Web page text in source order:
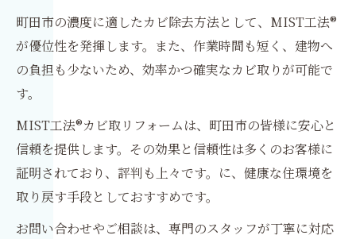
町田市の濃度に適したカビ除去方法として、MIST工法®
が優位性を発揮します。また、作業時間も短く、建物へ
の負担も少ないため、効率かつ確実なカビ取りが可能で
す。
MIST工法®カビ取リフォームは、町田市の皆様に安心と
信頼を提供します。その効果と信頼性は多くのお客様に
証明されており、評判も上々です。に、健康な住環境を
取り戻す手段としておすすめです。
お問い合わせやご相談は、専門のスタッフが丁寧に対応